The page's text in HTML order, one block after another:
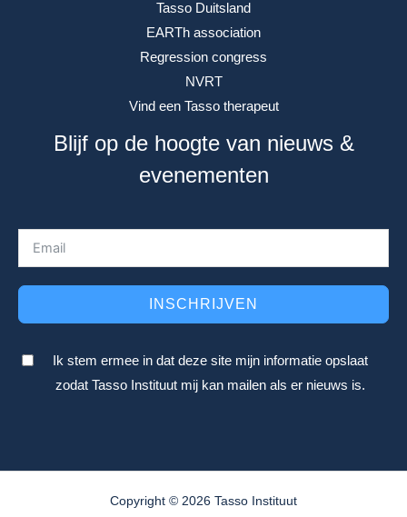
Tasso Duitsland
EARTh association
Regression congress
NVRT
Vind een Tasso therapeut
Blijf op de hoogte van nieuws &
evenementen
INSCHRIJVEN
Ik stem ermee in dat deze site mijn informatie opslaat
zodat Tasso Instituut mij kan mailen als er nieuws is.
Copyright © 2026 Tasso Instituut